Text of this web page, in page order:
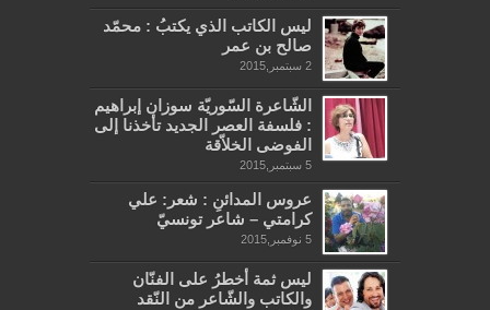
ليس الكاتب الذي يكتبُ : محمّد
صالح بن عمر
2 سبتمبر,2015
الشّاعرة السّوريّة سوزان إبراهيم
: فلسفة العصر الجديد تأخذنا إلى
الفوضى الخلاّقة
5 سبتمبر,2015
عروس المدائنِ : شعر: علي
كرامتي – شاعر تونسيّ
5 نوفمبر,2015
ليس ثمة أخطرُ على الفنّان
والكاتب والشّاعر من النّقد